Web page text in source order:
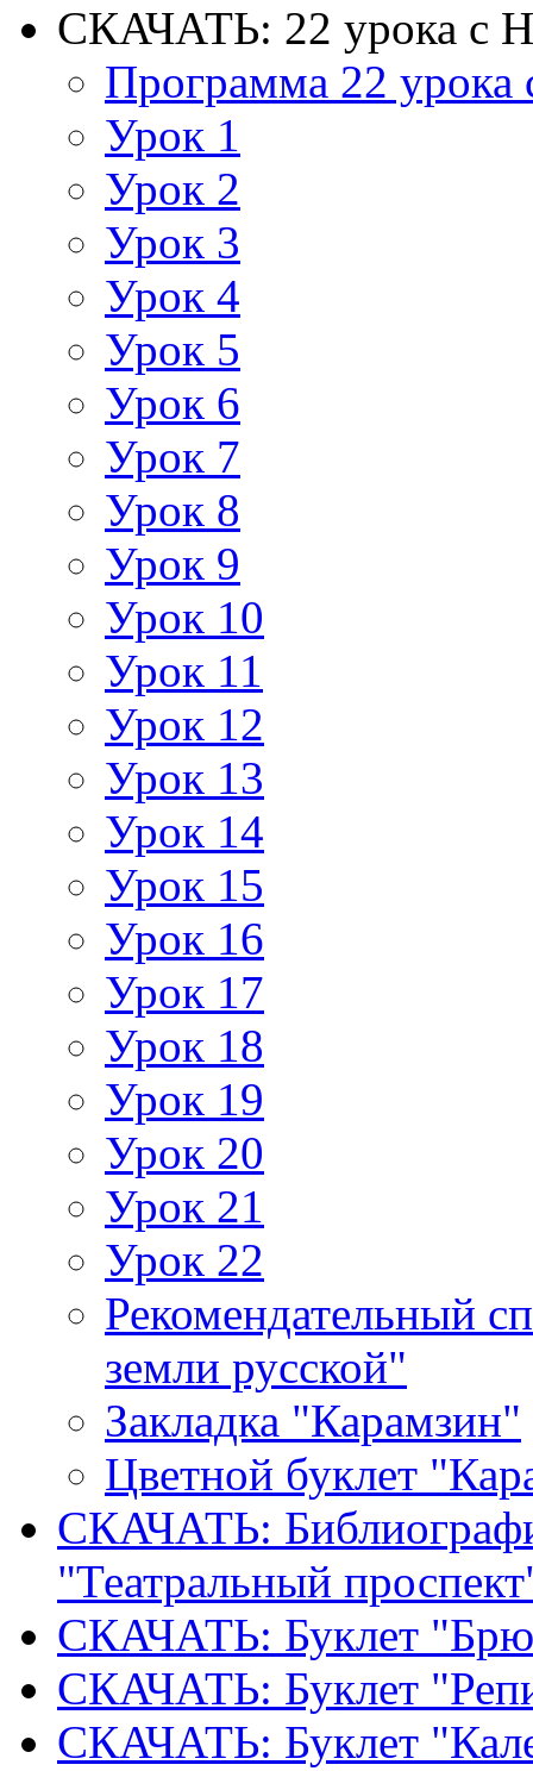
СКАЧАТЬ: 22 урока с
Программа 22
Урок 1
Урок 2
Урок 3
Урок 4
Урок 5
Урок 6
Урок 7
Урок 8
Урок 9
Урок 10
Урок 11
Урок 12
Урок 13
Урок 14
Урок 15
Урок 16
Урок 17
Урок 18
Урок 19
Урок 20
Урок 21
Урок 22
Рекомендательный
земли русской"
Закладка "Карамзин"
Цветной буклет
СКАЧАТЬ:
"Театральный
СКАЧАТЬ: Буклет
СКАЧАТЬ: Буклет
СКАЧАТЬ: Буклет